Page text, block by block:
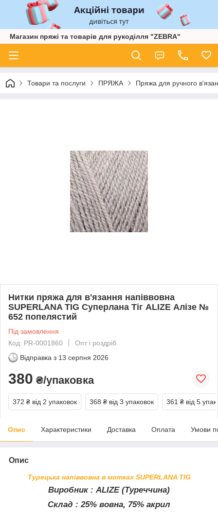
Магазин пряжі та товарів для рукоділля "ZEBRA"
Товари та послуги ПРЯЖА Пряжа для ручного
Нитки пряжа для в'язання напіввовна
SUPERLANA TIG Суперлана Тіг ALIZE Алізе №
652 попелястий
Під замовлення
Код: PR-0001860
Опт і роздріб
Відправка з 13 серпня 2026
380 ₴/упаковка
372 ₴ від 2 упаковок 368 ₴ від 3 упаковок 361 ₴ від 5
Опис Характеристики Доставка Оплата Умови
Опис
Турецька напіввовна в мотках SUPERLANA TIG
Виробник : ALIZE (Туреччина)
Склад : 25% вовна, 75% акрил